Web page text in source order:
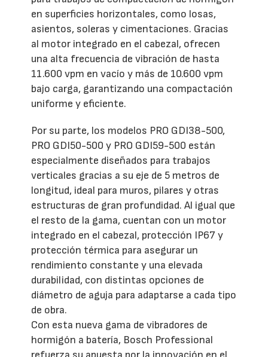
en superficies horizontales, como losas,
asientos, soleras y cimentaciones. Gracias
al motor integrado en el cabezal, ofrecen
una alta frecuencia de vibración de hasta
11.600 vpm en vacío y más de 10.600 vpm
bajo carga, garantizando una compactación
uniforme y eficiente.
Por su parte, los modelos PRO GDI38-500,
PRO GDI50-500 y PRO GDI59-500 están
especialmente diseñados para trabajos
verticales gracias a su eje de 5 metros de
longitud, ideal para muros, pilares y otras
estructuras de gran profundidad. Al igual que
el resto de la gama, cuentan con un motor
integrado en el cabezal, protección IP67 y
protección térmica para asegurar un
rendimiento constante y una elevada
durabilidad, con distintas opciones de
diámetro de aguja para adaptarse a cada tipo
de obra.
Con esta nueva gama de vibradores de
hormigón a batería, Bosch Professional